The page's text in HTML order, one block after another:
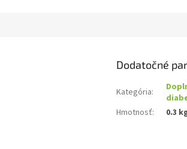
Dodatočné
Kategória:
Hmotnosť: 0.3